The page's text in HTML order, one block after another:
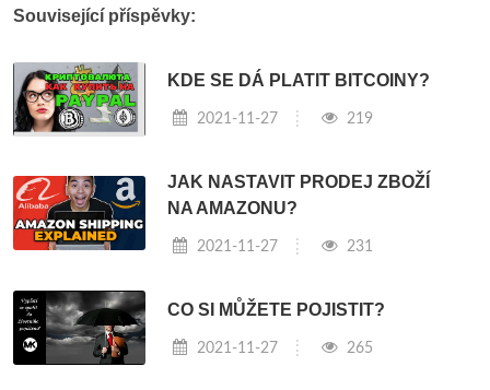
Související příspěvky:
KDE SE DÁ PLATIT BITCOINY?
2021-11-27 219
JAK NASTAVIT PRODEJ ZBOŽÍ
NA AMAZONU?
2021-11-27 231
CO SI MŮŽETE POJISTIT?
2021-11-27 265